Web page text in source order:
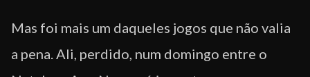
Mas foi mais um daqueles jogos que não valia
a pena. Ali, perdido, num domingo entre o